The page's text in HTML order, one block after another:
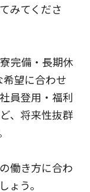
みてくださ
完備・長期休
望に合わせ
員登用・福利
、将来性抜群
働き方に合わ
ょう。